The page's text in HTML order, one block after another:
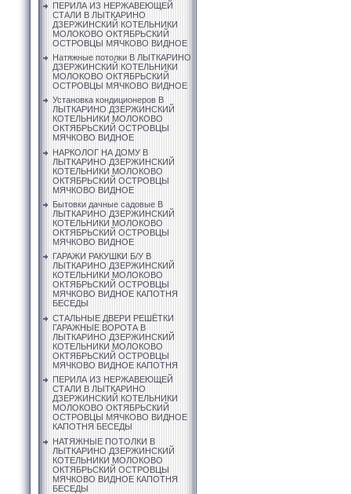
ПЕРИЛА ИЗ НЕРЖАВЕЮЩЕЙ
СТАЛИ В ЛЫТКАРИНО
ДЗЕРЖИНСКИЙ КОТЕЛЬНИКИ
МОЛОКОВО ОКТЯБРЬСКИЙ
ОСТРОВЦЫ МЯЧКОВО ВИДНОЕ
Натяжные потолки В ЛЫТКАРИНО
ДЗЕРЖИНСКИЙ КОТЕЛЬНИКИ
МОЛОКОВО ОКТЯБРЬСКИЙ
ОСТРОВЦЫ МЯЧКОВО ВИДНОЕ
Установка кондиционеров В
ЛЫТКАРИНО ДЗЕРЖИНСКИЙ
КОТЕЛЬНИКИ МОЛОКОВО
ОКТЯБРЬСКИЙ ОСТРОВЦЫ
МЯЧКОВО ВИДНОЕ
НАРКОЛОГ НА ДОМУ В
ЛЫТКАРИНО ДЗЕРЖИНСКИЙ
КОТЕЛЬНИКИ МОЛОКОВО
ОКТЯБРЬСКИЙ ОСТРОВЦЫ
МЯЧКОВО ВИДНОЕ
Бытовки дачные садовые В
ЛЫТКАРИНО ДЗЕРЖИНСКИЙ
КОТЕЛЬНИКИ МОЛОКОВО
ОКТЯБРЬСКИЙ ОСТРОВЦЫ
МЯЧКОВО ВИДНОЕ
ГАРАЖИ РАКУШКИ Б/У В
ЛЫТКАРИНО ДЗЕРЖИНСКИЙ
КОТЕЛЬНИКИ МОЛОКОВО
ОКТЯБРЬСКИЙ ОСТРОВЦЫ
МЯЧКОВО ВИДНОЕ КАПОТНЯ
БЕСЕДЫ
СТАЛЬНЫЕ ДВЕРИ РЕШЁТКИ
ГАРАЖНЫЕ ВОРОТА В
ЛЫТКАРИНО ДЗЕРЖИНСКИЙ
КОТЕЛЬНИКИ МОЛОКОВО
ОКТЯБРЬСКИЙ ОСТРОВЦЫ
МЯЧКОВО ВИДНОЕ КАПОТНЯ
ПЕРИЛА ИЗ НЕРЖАВЕЮЩЕЙ
СТАЛИ В ЛЫТКАРИНО
ДЗЕРЖИНСКИЙ КОТЕЛЬНИКИ
МОЛОКОВО ОКТЯБРЬСКИЙ
ОСТРОВЦЫ МЯЧКОВО ВИДНОЕ
КАПОТНЯ БЕСЕДЫ
НАТЯЖНЫЕ ПОТОЛКИ В
ЛЫТКАРИНО ДЗЕРЖИНСКИЙ
КОТЕЛЬНИКИ МОЛОКОВО
ОКТЯБРЬСКИЙ ОСТРОВЦЫ
МЯЧКОВО ВИДНОЕ КАПОТНЯ
БЕСЕДЫ